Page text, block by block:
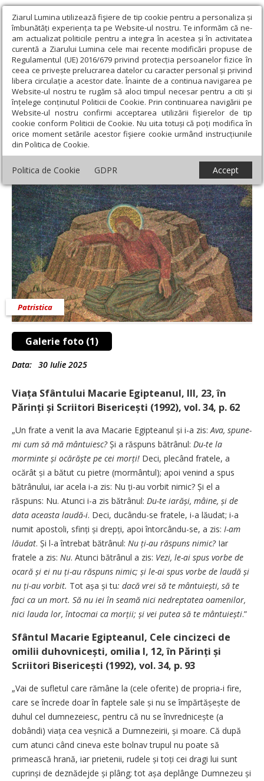
Ziarul Lumina utilizează fişiere de tip cookie pentru a personaliza și
îmbunătăți experiența ta pe Website-ul nostru. Te informăm că ne-
am actualizat politicile pentru a integra în acestea și în activitatea
curentă a Ziarului Lumina cele mai recente modificări propuse de
Regulamentul (UE) 2016/679 privind protecția persoanelor fizice în
ceea ce privește prelucrarea datelor cu caracter personal și privind
libera circulație a acestor date. Înainte de a continua navigarea pe
Website-ul nostru te rugăm să aloci timpul necesar pentru a citi și
înțelege conținutul Politicii de Cookie. Prin continuarea navigării pe
Website-ul nostru confirmi acceptarea utilizării fişierelor de tip
cookie conform Politicii de Cookie. Nu uita totuși că poți modifica în
orice moment setările acestor fişiere cookie urmând instrucțiunile
din Politica de Cookie.
Politica de Cookie GDPR Accept
Ziarul Lumina › Teologie și spiritualitate › Patristica › Cum să mă
mântuiesc?
Cum să mă mântuiesc?
Galerie foto (1)
Patristica
Data: 30 Iulie 2025
Viața Sfântului Macarie Egipteanul, III, 23, în
Părinți și Scriitori Bisericești (1992), vol. 34, p. 62
„Un frate a venit la ava Macarie Egipteanul și i-a zis:Ava, spune-
mi cum să mă mântuiesc?Și a răspuns bătrânul: Du-te la
morminte și ocărăște pe cei morți! Deci, plecând fratele, a
ocărât și a bătut cu pietre (mormântul); apoi venind a spus
bătrânului, iar acela i-a zis: Nu ți-au vorbit nimic? Și el a
răspuns: Nu. Atunci i-a zis bătrânul: Du-te iarăși, mâine, și de
data aceasta laudă-i. Deci, ducându-se fratele, i-a lăudat; i-a
numit apostoli, sfinți și drepți, apoi întorcându-se, a zis: I-am
lăudat. Și l-a întrebat bătrânul: Nu ți-au răspuns nimic?Iar
fratele a zis: Nu. Atunci bătrânul a zis: Vezi, le-ai spus vorbe de
ocară și ei nu ți-au răspuns nimic; și le-ai spus vorbe de laudă și
nu ți-au vorbit. Tot așa și tu: dacă vrei să te mântuiești, să te
faci ca un mort. Să nu iei în seamă nici nedreptatea oamenilor,
nici lauda lor, întocmai ca morții; și vei putea să te mântuiești.”
Sfântul Macarie Egipteanul, Cele cincizeci de
omilii duhovnicești, omilia I, 12, în Părinți și
Scriitori Bisericești (1992), vol. 34, p. 93
„Vai de sufletul care rămâne la (cele oferite) de propria-i fire,
care se încrede doar în faptele sale și nu se împărtășește de
duhul cel dumnezeiesc, pentru că nu se învrednicește (a
dobândi) viața cea veșnică a Dumnezeirii, și moare. Că după
cum atunci când cineva este bolnav trupul nu poate să
primească hrană, iar prietenii, rudele și toți cei dragi lui sunt
cuprinși de deznădejde și plâng; tot așa deplânge Dumnezeu și